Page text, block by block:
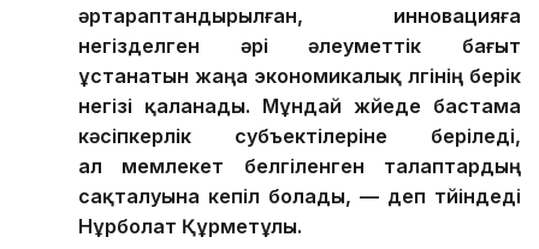
әртараптандырылған, инновацияға
негізделген әрі әлеуметтік бағыт
ұстанатын жаңа экономикалық үлгінің берік
негізі қаланады. Мұндай жүйеде бастама
кәсіпкерлік субъектілеріне беріледі,
ал мемлекет белгіленген талаптардың
сақталуына кепіл болады, — деп түйіндеді
Нұрболат Құрметұлы.